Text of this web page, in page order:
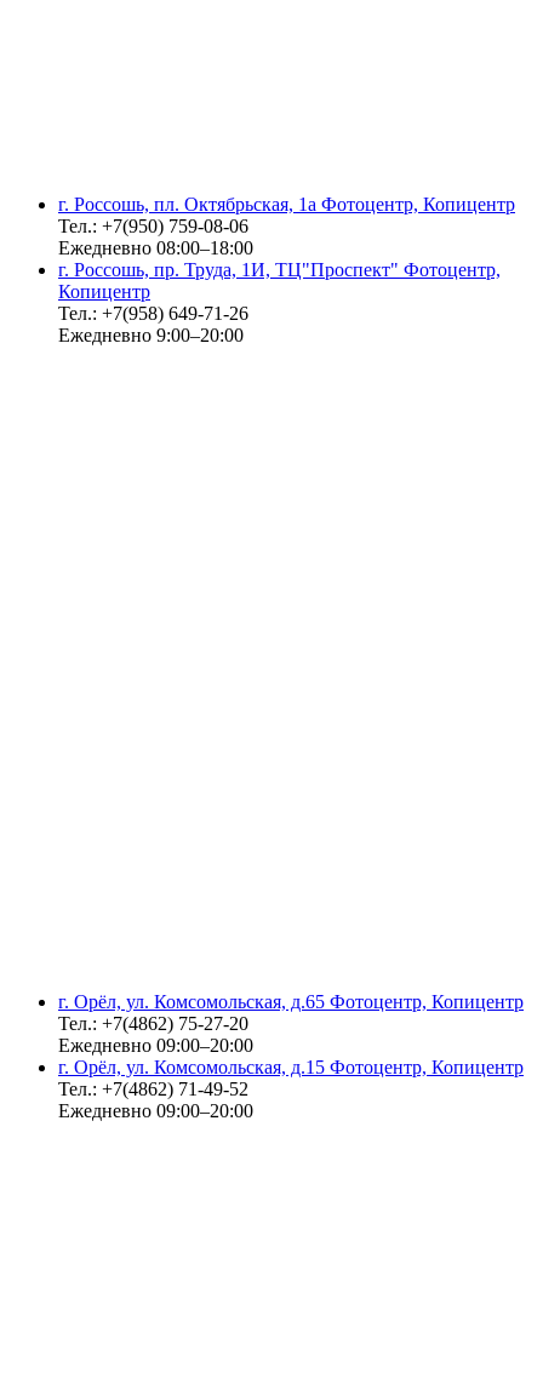
г. Россошь, пл. Октябрьская, 1а Фотоцентр, Копицентр
Тел.: +7(950) 759-08-06
Ежедневно 08:00–18:00
г. Россошь, пр. Труда, 1И, ТЦ"Проспект" Фотоцентр,
Копицентр
Тел.: +7(958) 649-71-26
Ежедневно 9:00–20:00
г. Орёл, ул. Комсомольская, д.65 Фотоцентр, Копицентр
Тел.: +7(4862) 75-27-20
Ежедневно 09:00–20:00
г. Орёл, ул. Комсомольская, д.15 Фотоцентр, Копицентр
Тел.: +7(4862) 71-49-52
Ежедневно 09:00–20:00